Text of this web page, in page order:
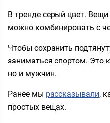
В тренде серый цвет.
можно комбинировать с
Чтобы сохранить
заниматься спортом. Это
но и мужчин.
Ранее мы рассказывали,
простых вещах.